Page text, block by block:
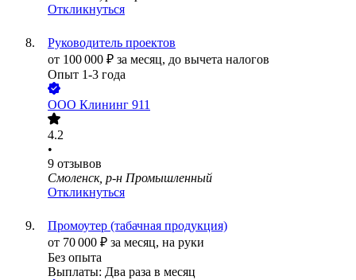
Откликнуться
Руководитель проектов
от 100 000 ₽ за месяц, до вычета налогов
Опыт 1-3 года
ООО Клининг 911
4.2
•
9 отзывов
Смоленск, р-н Промышленный
Откликнуться
Промоутер (табачная продукция)
от 70 000 ₽ за месяц, на руки
Без опыта
Выплаты: Два раза в месяц